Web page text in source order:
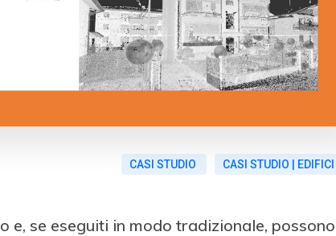
CASI STUDIO CASI STUDIO | EDIFICI
e, se eseguiti in modo tradizionale, possono